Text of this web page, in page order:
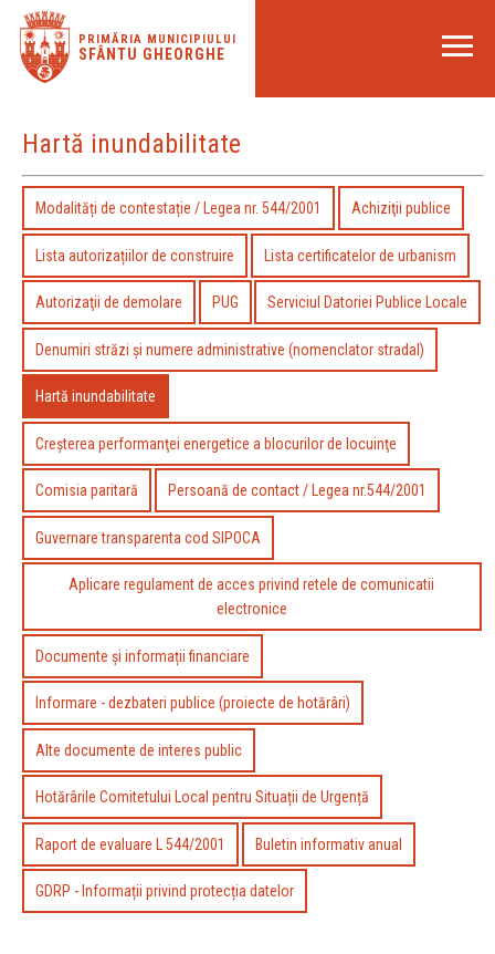
PRIMĂRIA MUNICIPIULUI
SFÂNTU GHEORGHE
Hartă inundabilitate
Modalități de contestație / Legea nr. 544/2001 Achiziţii publice
Lista autorizațiilor de construire Lista certificatelor de urbanism
Autorizaţii de demolare PUG Serviciul Datoriei Publice Locale
Denumiri străzi și numere administrative (nomenclator stradal)
Hartă inundabilitate
Creşterea performanţei energetice a blocurilor de locuinţe
Comisia paritară Persoană de contact / Legea nr.544/2001
Guvernare transparenta cod SIPOCA
Aplicare regulament de acces privind retele de comunicatii
electronice
Documente și informații financiare
Informare - dezbateri publice (proiecte de hotărâri)
Alte documente de interes public
Hotărârile Comitetului Local pentru Situații de Urgență
Raport de evaluare L 544/2001 Buletin informativ anual
GDRP - Informații privind protecția datelor